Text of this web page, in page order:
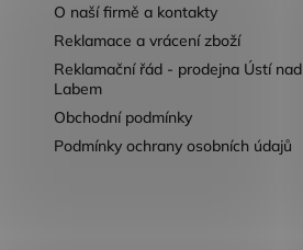
O naší firmě a kontakty
Reklamace a vrácení zboží
Reklamační řád - prodejna Ústí nad
Labem
Obchodní podmínky
Podmínky ochrany osobních údajů